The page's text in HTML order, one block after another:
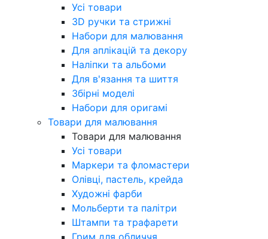
Усі товари
3D ручки та стрижні
Набори для малювання
Для аплікацій та декору
Наліпки та альбоми
Для в'язання та шиття
Збірні моделі
Набори для оригамі
Товари для малювання
Товари для малювання
Усі товари
Маркери та фломастери
Олівці, пастель, крейда
Художні фарби
Мольберти та палітри
Штампи та трафарети
Грим для обличчя